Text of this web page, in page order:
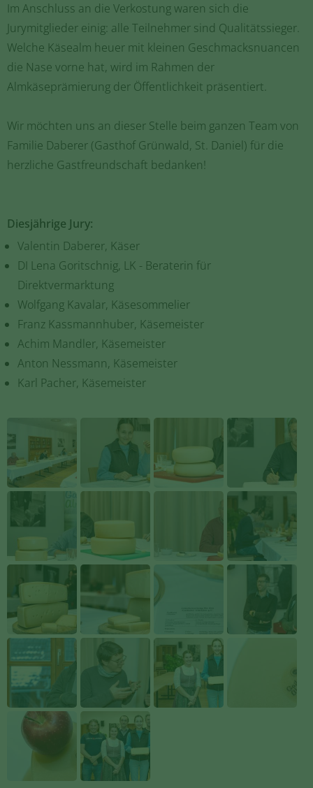
Im Anschluss an die Verkostung waren sich die
Jurymitglieder einig: alle Teilnehmer sind Qualitätssieger.
Welche Käsealm heuer mit kleinen Geschmacksnuancen
die Nase vorne hat, wird im Rahmen der
Almkäseprämierung der Öffentlichkeit präsentiert.
Wir möchten uns an dieser Stelle beim ganzen Team von
Familie Daberer (Gasthof Grünwald, St. Daniel) für die
herzliche Gastfreundschaft bedanken!
Diesjährige Jury:
Valentin Daberer, Käser
DI Lena Goritschnig, LK - Beraterin für
Direktvermarktung
Wolfgang Kavalar, Käsesommelier
Franz Kassmannhuber, Käsemeister
Achim Mandler, Käsemeister
Anton Nessmann, Käsemeister
Karl Pacher, Käsemeister